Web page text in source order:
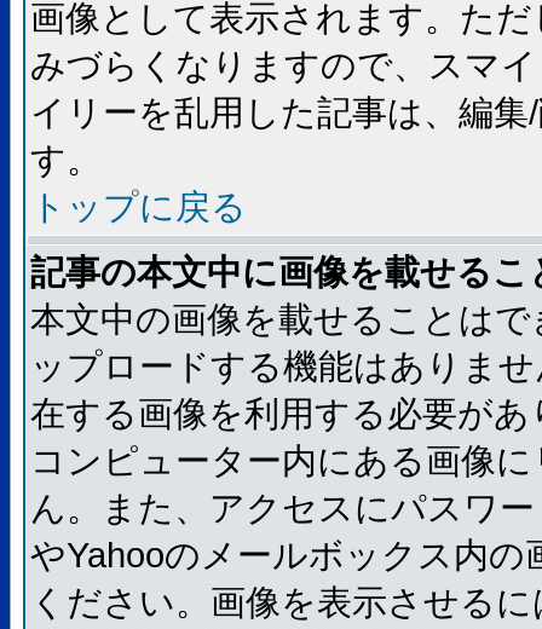
画像として表示されます。た
みづらくなりますので、スマ
イリーを乱用した記事は、編
す。
トップに戻る
記事の本文中に画像を載せる
本文中の画像を載せることは
ップロードする機能はありま
在する画像を利用する必要が
コンピューター内にある画像
ん。また、アクセスにパスワ
やYahooのメールボックス内
ください。画像を表示させる